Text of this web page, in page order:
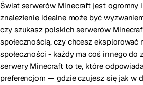
Świat serwerów Minecraft jest ogromny
znalezienie idealne może być
czy szukasz polskich serwerów
społecznością, czy chcesz eksplorować
społeczności - każdy ma coś innego do
serwery Minecraft to te, które
preferencjom — gdzie czujesz się jak w